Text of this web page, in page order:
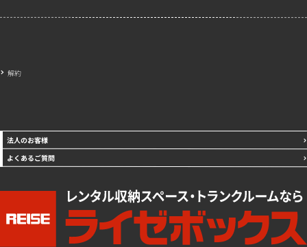
解約
法人のお客様
よくあるご質問